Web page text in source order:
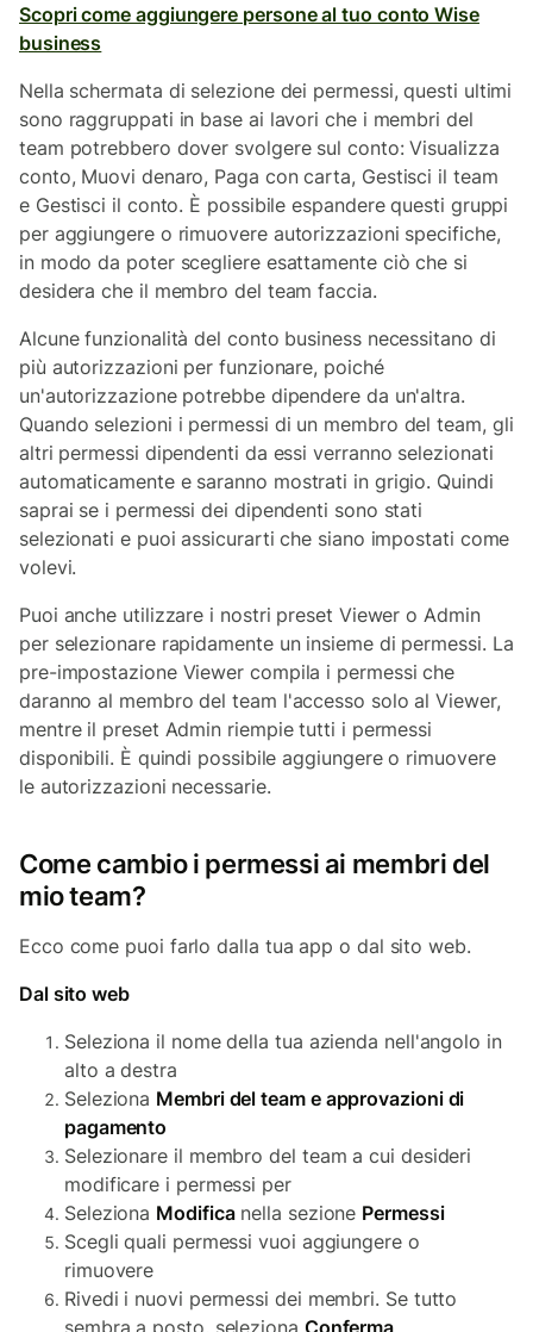
Scopri come aggiungere persone al tuo conto Wise
business
Nella schermata di selezione dei permessi, questi ultimi
sono raggruppati in base ai lavori che i membri del
team potrebbero dover svolgere sul conto: Visualizza
conto, Muovi denaro, Paga con carta, Gestisci il team
e Gestisci il conto. È possibile espandere questi gruppi
per aggiungere o rimuovere autorizzazioni specifiche,
in modo da poter scegliere esattamente ciò che si
desidera che il membro del team faccia.
Alcune funzionalità del conto business necessitano di
più autorizzazioni per funzionare, poiché
un'autorizzazione potrebbe dipendere da un'altra.
Quando selezioni i permessi di un membro del team, gli
altri permessi dipendenti da essi verranno selezionati
automaticamente e saranno mostrati in grigio. Quindi
saprai se i permessi dei dipendenti sono stati
selezionati e puoi assicurarti che siano impostati come
volevi.
Puoi anche utilizzare i nostri preset Viewer o Admin
per selezionare rapidamente un insieme di permessi. La
pre-impostazione Viewer compila i permessi che
daranno al membro del team l'accesso solo al Viewer,
mentre il preset Admin riempie tutti i permessi
disponibili. È quindi possibile aggiungere o rimuovere
le autorizzazioni necessarie.
Come cambio i permessi ai membri del
mio team?
Ecco come puoi farlo dalla tua app o dal sito web.
Dal sito web
Seleziona il nome della tua azienda nell'angolo in
alto a destra
Seleziona Membri del team e approvazioni di
pagamento
Selezionare il membro del team a cui desideri
modificare i permessi per
Seleziona Modificanella sezione Permessi
Scegli quali permessi vuoi aggiungere o
rimuovere
Rivedi i nuovi permessi dei membri. Se tutto
sembra a posto, seleziona Conferma